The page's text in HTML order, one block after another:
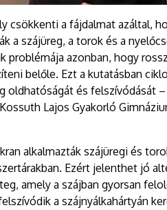
csökkenti a fájdalmat azáltal,
a szájüreg, a torok és a
problémája azonban, hogy
belőle. Ezt a kutatásban
oldhatóságát és felszívódását
Lajos Gyakorló
alkalmazták szájüregi és
Ezért jelenthet jó
amely a szájban gyorsan
a szájnyálkahártyán